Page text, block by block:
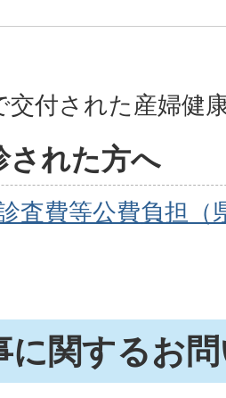
交付された産婦健
された方へ
査費等公費負担（
に関するお